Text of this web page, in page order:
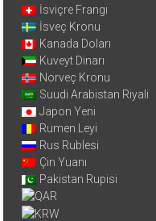
İsviçre Frangı
İsveç Kronu
Kanada Doları
Kuveyt Dinarı
Norveç Kronu
Suudi Arabistan Riyali
Japon Yeni
Rumen Leyi
Rus Rublesi
Çin Yuanı
Pakistan Rupisi